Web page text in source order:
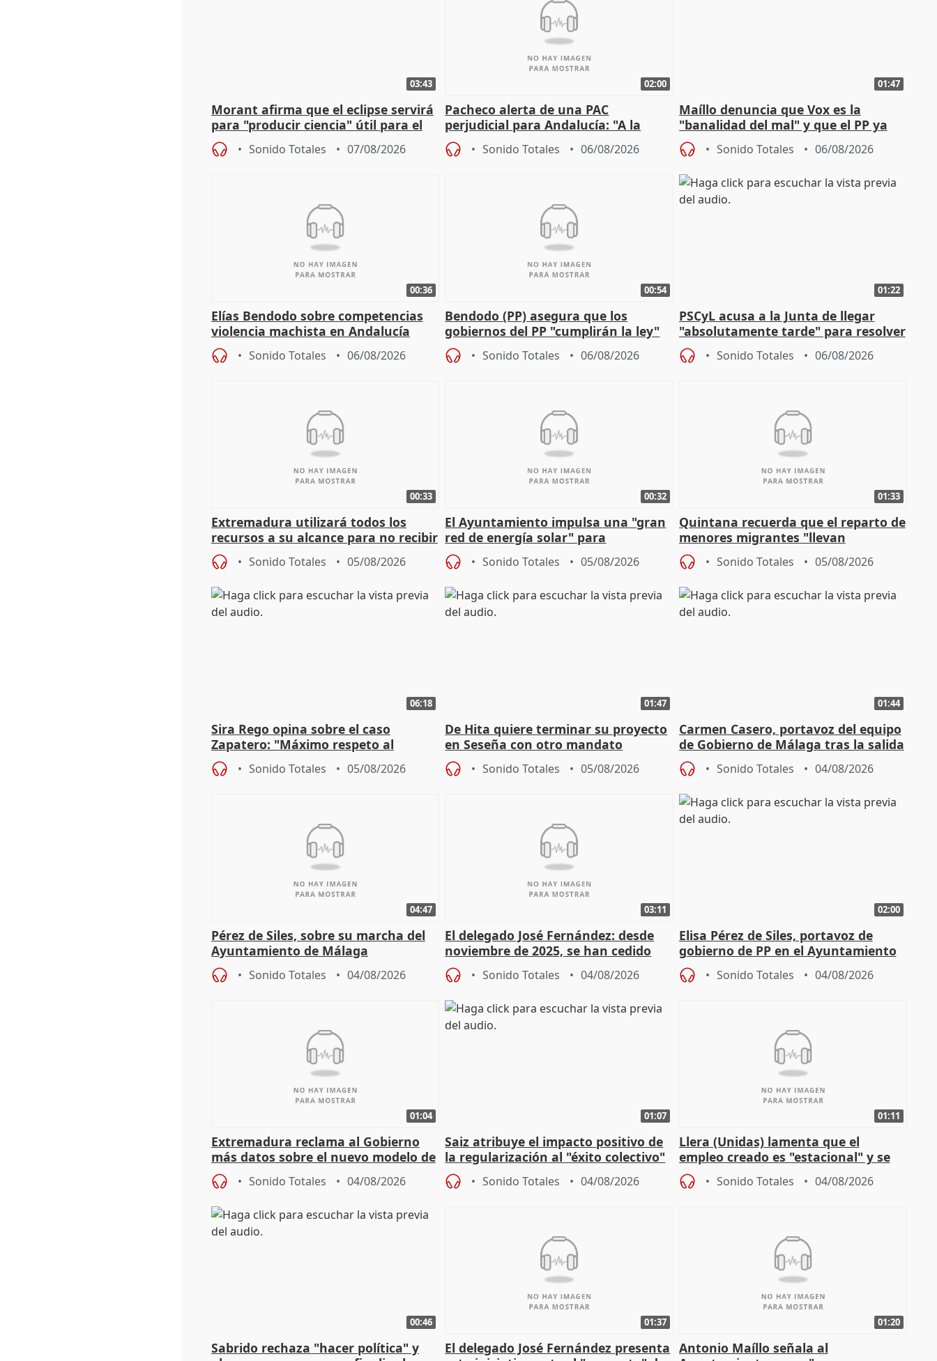
03:43
Morant afirma que el eclipse servirá
para "producir ciencia" útil para el
resto del mundo
Sonido Totales 07/08/2026
02:00
Pacheco alerta de una PAC
perjudicial para Andalucía: "A la
agricultura hay que protegerla"
Sonido Totales 06/08/2026
01:47
Maíllo denuncia que Vox es la
"banalidad del mal" y que el PP ya
asume todas sus tesis
Sonido Totales 06/08/2026
00:36
Elías Bendodo sobre competencias
violencia machista en Andalucía
Sonido Totales 06/08/2026
00:54
Bendodo (PP) asegura que los
gobiernos del PP "cumplirán la ley"
sobre los menores migrantes
Sonido Totales 06/08/2026
01:22
PSCyL acusa a la Junta de llegar
"absolutamente tarde" para resolver
problemas como Newcastle
Sonido Totales 06/08/2026
00:33
Extremadura utilizará todos los
recursos a su alcance para no recibir
más menores migrantes
Sonido Totales 05/08/2026
00:32
El Ayuntamiento impulsa una "gran
red de energía solar" para
autoconsumo
Sonido Totales 05/08/2026
01:33
Quintana recuerda que el reparto de
menores migrantes "llevan
aportación del Gobierno" central
Sonido Totales 05/08/2026
06:18
Sira Rego opina sobre el caso
Zapatero: "Máximo respeto al
proceso judicial"
Sonido Totales 05/08/2026
01:47
De Hita quiere terminar su proyecto
en Seseña con otro mandato
Sonido Totales 05/08/2026
01:44
Carmen Casero, portavoz del equipo
de Gobierno de Málaga tras la salida
de Pérez de Siles
Sonido Totales 04/08/2026
04:47
Pérez de Siles, sobre su marcha del
Ayuntamiento de Málaga
Sonido Totales 04/08/2026
03:11
El delegado José Fernández: desde
noviembre de 2025, se han cedido
9.810 ayudas por nacimiento
Sonido Totales 04/08/2026
02:00
Elisa Pérez de Siles, portavoz de
gobierno de PP en el Ayuntamiento
de Málaga, deja la política
Sonido Totales 04/08/2026
01:04
Extremadura reclama al Gobierno
más datos sobre el nuevo modelo de
financiación
Sonido Totales 04/08/2026
01:07
Saiz atribuye el impacto positivo de
la regularización al "éxito colectivo"
del Gobierno
Sonido Totales 04/08/2026
01:11
Llera (Unidas) lamenta que el
empleo creado es "estacional" y se
"esfumará" al acabar el verano
Sonido Totales 04/08/2026
00:46
Sabrido rechaza "hacer política" y
01:37
El delegado José Fernández presenta
01:20
Antonio Maíllo señala al